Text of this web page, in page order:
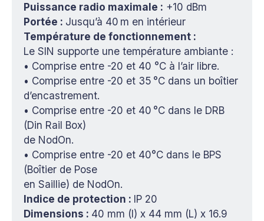
Puissance radio maximale : +10 dBm
Portée : Jusqu’à 40 m en intérieur
Température de fonctionnement :
Le SIN supporte une température ambiante :
• Comprise entre -20 et 40 °C à l’air libre.
• Comprise entre -20 et 35 °C dans un boîtier
d’encastrement.
• Comprise entre -20 et 40 °C dans le DRB
(Din Rail Box)
de NodOn.
• Comprise entre -20 et 40°C dans le BPS
(Boîtier de Pose
en Saillie) de NodOn.
Indice de protection : IP 20
Dimensions : 40 mm (l) x 44 mm (L) x 16.9